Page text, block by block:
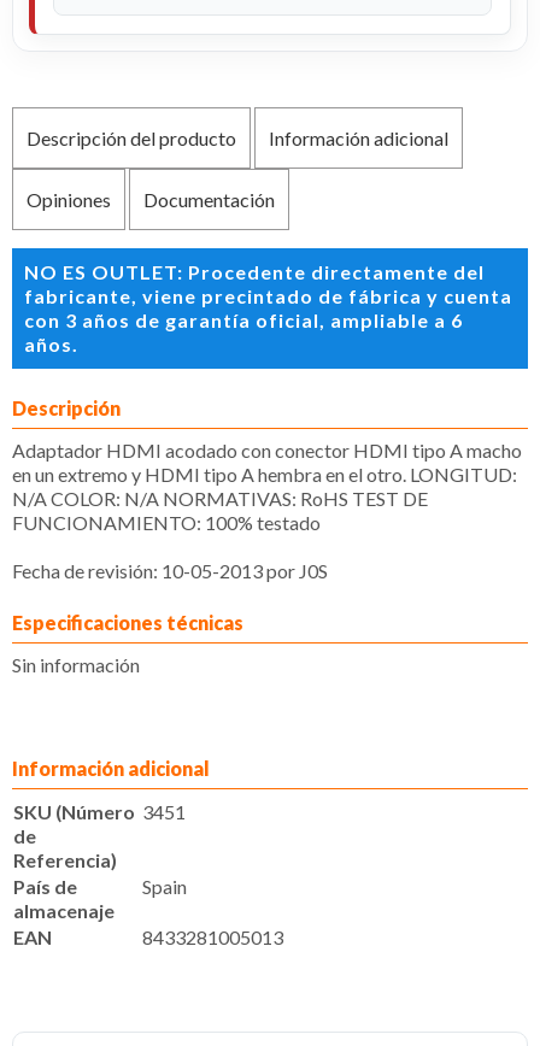
Descripción del producto Información adicional
Opiniones Documentación
NO ES OUTLET: Procedente directamente del
fabricante, viene precintado de fábrica y cuenta
con 3 años de garantía oficial, ampliable a 6
años.
Descripción
Adaptador HDMI acodado con conector HDMI tipo A macho
en un extremo y HDMI tipo A hembra en el otro. LONGITUD:
N/A COLOR: N/A NORMATIVAS: RoHS TEST DE
FUNCIONAMIENTO: 100% testado
Fecha de revisión: 10-05-2013 por J0S
Especificaciones técnicas
Sin información
Información adicional
SKU (Número
de
Referencia)
3451
País de
almacenaje
Spain
EAN 8433281005013